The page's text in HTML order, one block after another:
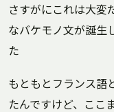
さすがにこれは大変
なバケモノ文が誕生
た
もともとフランス語
たんですけど、ここ